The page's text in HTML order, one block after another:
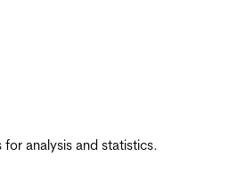
analysis and statistics.